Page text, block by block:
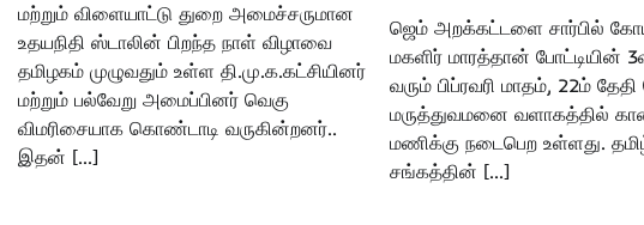
மற்றும் விளையாட்டு துறை அமைச்சருமான
உதயநிதி ஸ்டாலின் பிறந்த நாள் விழாவை
தமிழகம் முழுவதும் உள்ள தி.மு.க.கட்சியினர்
மற்றும் பல்வேறு அமைப்பினர் வெகு
விமரிசையாக கொண்டாடி வருகின்றனர்..
இதன் […]
ஜெம் அறக்கட்டளை சார்பில்
மகளிர் மாரத்தான் போட்டியின்
வரும் பிப்ரவரி மாதம், 22ம்
மருத்துவமனை வளாகத்தில்
மணிக்கு நடைபெற உள்ளது.
சங்கத்தின் […]